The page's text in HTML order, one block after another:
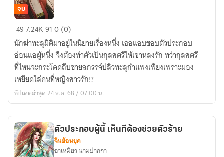
เมื่อ
นัก
ฆ่า
ต้อง
เป็น
กุลสตรี
ให้
หลง
รัก
จบ
497.24K910 (0)
นักฆ่าทะลุมิติมาอยู่ในนิยายเรื่องหนึ่ง เธอแอบชอบตัวประกอบ
อ่อนแอผู้หนึ่ง จึงต้องทำตัวเป็นกุลสตรีให้เขาหลงรัก ทว่ากุลสตรี
ที่ไหนจะกระโดดถีบชายฉกรรจ์ปลิวทะลุกำแพงเพียงเพราะมอง
เหยียดใส่คนที่หญิงสาวรัก!?
อัปเดตล่าสุด 24 ธ.ค. 68 / 07:00 น.
ตัวประกอบผู้นี้ เห็นทีต้องช่วยตัวร้าย
จีนย้อนยุค
อาเหมียว นามปากกา